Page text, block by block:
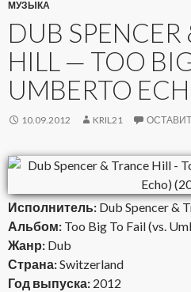
МУЗЫКА
DUB SPENCER
HILL — TOO
UMBERTO
10.09.2012 KRIL21
Исполнитель: Dub Spencer &
Альбом: Too Big To Fail (vs.
Жанр: Dub
Страна:Switzerland
Год выпуска: 2012